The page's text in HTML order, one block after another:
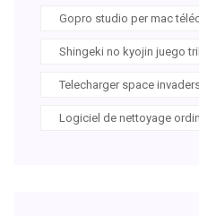
Gopro studio per mac
Shingeki no kyojin juego
Telecharger space
Logiciel de nettoyage